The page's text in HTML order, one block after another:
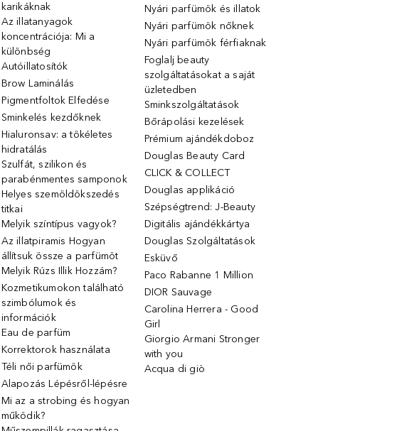
karikáknak
Az illatanyagok
koncentrációja: Mi a
különbség
Autóillatosítók
Brow Laminálás
Pigmentfoltok Elfedése
Sminkelés kezdőknek
Hialuronsav: a tökéletes
hidratálás
Szulfát, szilikon és
parabénmentes samponok
Helyes szemöldökszedés
titkai
Melyik színtípus vagyok?
Az illatpiramis Hogyan
állítsuk össze a parfümöt
Melyik Rúzs Illik Hozzám?
Kozmetikumokon található
szimbólumok és
információk
Eau de parfüm
Korrektorok használata
Téli női parfümök
Alapozás Lépésről-lépésre
Mi az a strobing és hogyan
működik?
Nyári parfümök és illatok
Nyári parfümök nőknek
Nyári parfümök férfiaknak
Foglalj beauty
szolgáltatásokat a saját
üzletedben
Sminkszolgáltatások
Bőrápolási kezelések
Prémium ajándékdoboz
Douglas Beauty Card
CLICK & COLLECT
Douglas applikáció
Szépségtrend: J-Beauty
Digitális ajándékkártya
Douglas Szolgáltatások
Esküvő
Paco Rabanne 1 Million
DIOR Sauvage
Carolina Herrera - Good
Girl
Giorgio Armani Stronger
with you
Acqua di giò